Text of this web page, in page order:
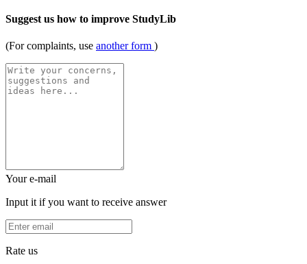
Suggest us how to improve StudyLib
(For complaints, use another form )
Your e-mail
Input it if you want to receive answer
Rate us